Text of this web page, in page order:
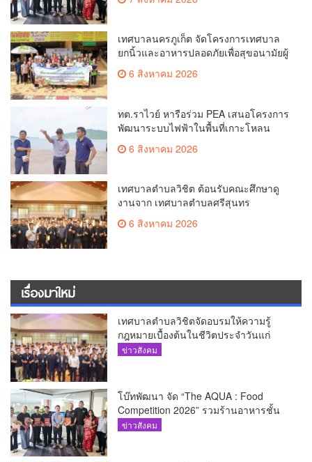
ศักยภาพ Food Destination ย่านเชิงทะเล
เทศบาลนครภูเก็ต จัดโครงการเทศบาล
ยกนิ้วและอาหารปลอดภัยเพื่อสุขอนามัยผู้
บริโภค
6 สิงหาคม 2026
ทต.ราไวย์ หารือร่วม PEA เสนอโครงการ
พัฒนาระบบไฟฟ้าในพื้นที่เกาะโหลน
6 สิงหาคม 2026
เทศบาลตำบลวิชิต ต้อนรับคณะศึกษาดู
งานจาก เทศบาลตำบลศรีสุนทร
6 สิงหาคม 2026
เรื่องมาใหม่
เทศบาลตำบลวิชิตจัดอบรมให้ความรู้
กฎหมายเบื้องต้นในชีวิตประจำวันแก่
เยาวชน
ข่าวสังคม
โบ๊ทพัฒนา จัด “The AQUA : Food
Competition 2026” รวมร้านอาหารชั้น
นำของ The Shopps at The AQUA ชู
ข่าวสังคม